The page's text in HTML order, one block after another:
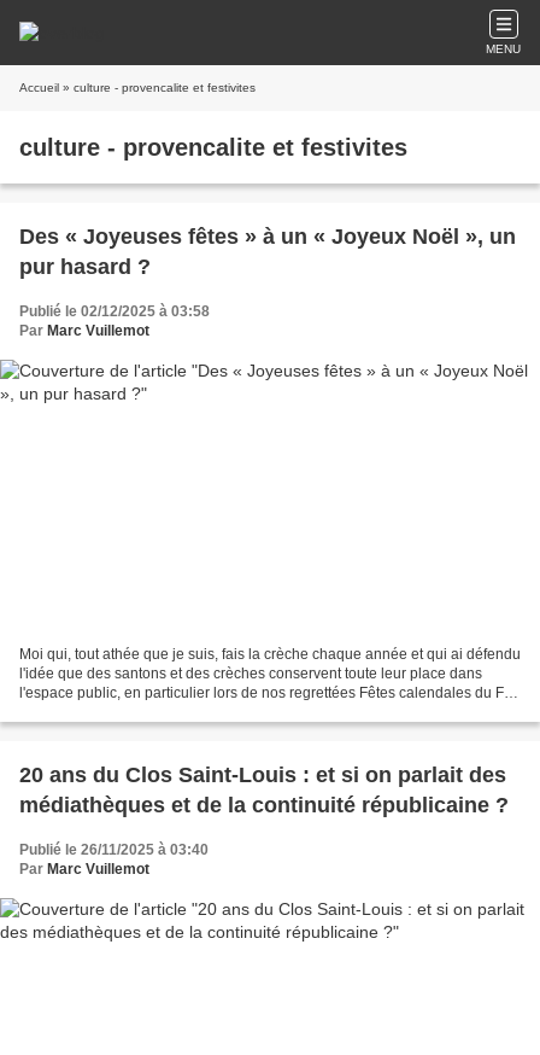
MENU
Accueil » culture - provencalite et festivites
culture - provencalite et festivites
Des « Joyeuses fêtes » à un « Joyeux Noël », un
pur hasard ?
Publié le 02/12/2025 à 03:58
Par Marc Vuillemot
Moi qui, tout athée que je suis, fais la crèche chaque année et qui ai défendu
l'idée que des santons et des crèches conservent toute leur place dans
l'espace public, en particulier lors de nos regrettées Fêtes calendales du Fort
20 ans du Clos Saint-Louis : et si on parlait des
médiathèques et de la continuité républicaine ?
Publié le 26/11/2025 à 03:40
Par Marc Vuillemot